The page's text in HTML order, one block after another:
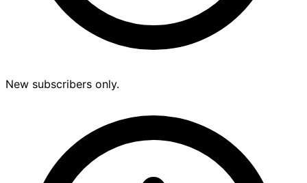
New subscribers only.